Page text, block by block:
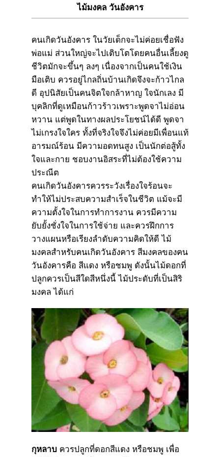
ไม้มงคล วันอังคาร
คนเกิดวันอังคาร ในวัยเด็กจะไม่ค่อยเชื่อฟัง
พ่อแม่ ส่วนใหญ่จะไปเติบโตโดยคนอื่นเลี้ยงดู
ชีวิตมักจะขึ้นๆ ลงๆ เนื่องจากเป็นคนใช้เงิน
มือเติบ ควรอยู่ไกลถิ่นบ้านเกิดจึงจะก้าวไกล
ดี อุปนิสัยเป็นคนจิตใจกล้าหาญ ใจนักเลง มี
บุคลิกที่ดูเหมือนก้าวร้าวเพราะพูดจาไม่อ่อน
หวาน แต่พูดในทางผลประโยชน์ได้ดี พูดจา
ไม่เกรงใจใคร ทั้งที่จริงใจจึงไม่ค่อยมีเพื่อนแท้
อารมณ์ร้อน มีความอดทนสูง เป็นนักต่อสู้ทั้ง
ใจและกาย ชอบงานอิสระที่ไม่ต้องใช้ความ
ประณีต
คนเกิดวันอังคารควรระวังเรื่องใจร้อนจะ
ทำให้ไม่ประสบความสำเร็จในชีวิต แม้จะมี
ความตั้งใจในการทำการงาน ควรมีความ
ยับยั้งชั่งใจในการใช้จ่าย และควรฝึกการ
วางแผนหรือเรียงลำดับความคิดให้ดี ไม้
มงคลสำหรับคนเกิดวันอังคาร สีมงคลของคน
วันอังคารคือ สีแดง หรือชมพู ดังนั้นไม้ดอกที่
ปลูกควรเป็นสีใดสีหนึ่งนี้ ไม้ประดับที่เป็นสิริ
มงคล ได้แก่
กุหลาบ ควรปลูกที่ดอกสีแดง หรือชมพู เพื่อ